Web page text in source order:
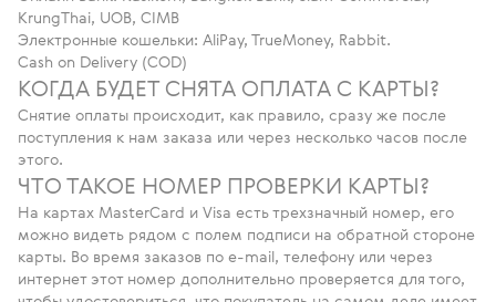
KrungThai, UOB, CIMB
Электронные кошельки: AliPay, TrueMoney, Rabbit.
Cash on Delivery (COD)
КОГДА БУДЕТ СНЯТА ОПЛАТА С КАРТЫ?
Снятие оплаты происходит, как правило, сразу же после
поступления к нам заказа или через несколько часов после
этого.
ЧТО ТАКОЕ НОМЕР ПРОВЕРКИ КАРТЫ?
На картах MasterCard и Visa есть трехзначный номер, его
можно видеть рядом с полем подписи на обратной стороне
карты. Во время заказов по e-mail, телефону или через
интернет этот номер дополнительно проверяется для того,